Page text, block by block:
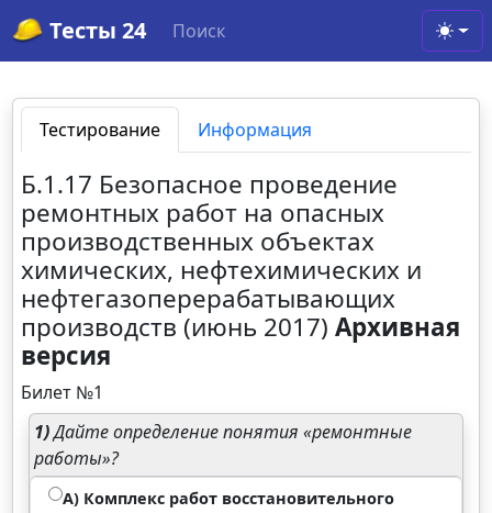
Тесты 24 Поиск
Тестирование Информация
Б.1.17 Безопасное проведение
ремонтных работ на опасных
производственных объектах
химических, нефтехимических и
нефтегазоперерабатывающих
производств (июнь 2017)Архивная
версия
Билет №1
1)Дайте определение понятия «ремонтные
работы»?
А) Комплекс работ восстановительного